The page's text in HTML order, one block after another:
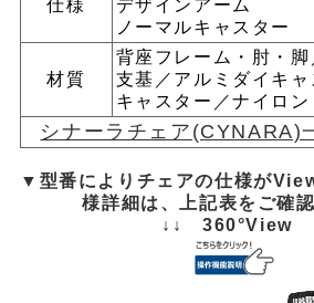
仕様
デザインアーム
ノーマルキャスター
材質
背座フレーム・肘・
支基／アルミダイキャ
キャスター／ナイロ
シナーラチェア(CYNARA)
▼型番によりチェアの仕様が
様詳細は、上記表をご確
↓↓ 360°View